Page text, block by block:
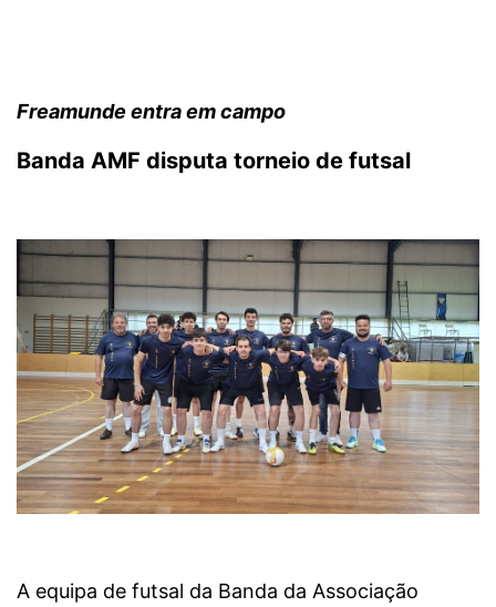
Freamunde entra em campo
Banda AMF disputa torneio de futsal
A equipa de futsal da Banda da Associação